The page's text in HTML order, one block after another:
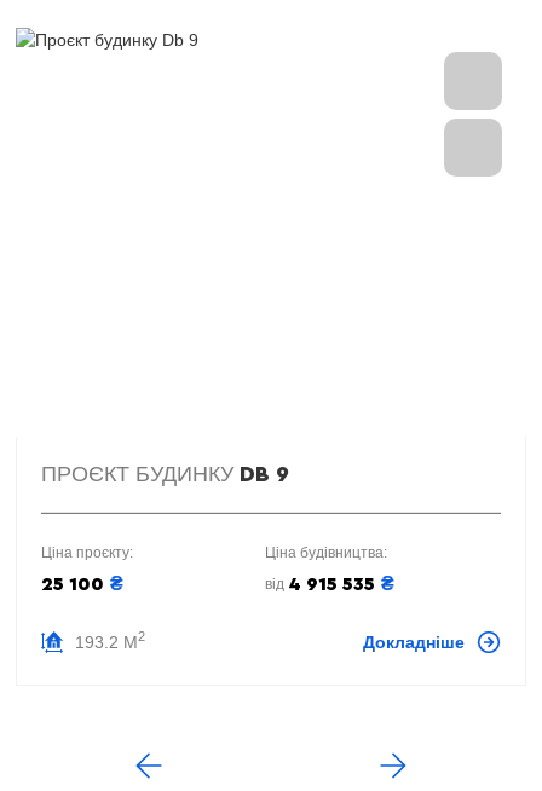
ПРОЄКТ БУДИНКУ DB 9
Ціна проєкту:
25 100 ₴
Ціна будівництва:
від 4 915 535 ₴
193.2 М2 Докладніше